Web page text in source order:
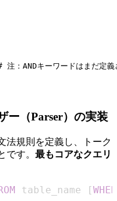
キーワードはまだ定義され
ー（Parser）の実装
法規則を定義し、トーク
です。 最もコアなクエリ
table_name [